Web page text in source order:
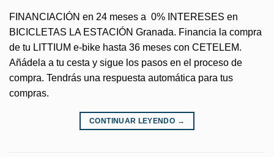
FINANCIACIÓN en 24 meses a 0% INTERESES en
BICICLETAS LA ESTACIÓN Granada. Financia la compra
de tu LITTIUM e-bike hasta 36 meses con CETELEM.
Añádela a tu cesta y sigue los pasos en el proceso de
compra. Tendrás una respuesta automática para tus
compras.
CONTINUAR LEYENDO →